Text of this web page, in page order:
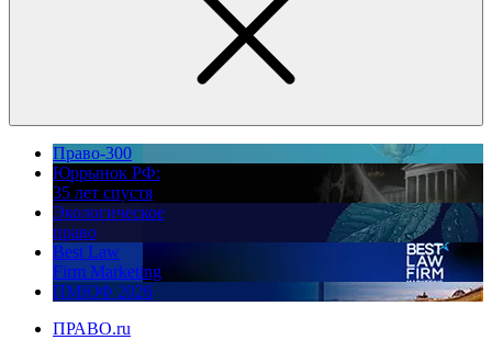
Право-300
Юррынок РФ:
35 лет спустя
Экологическое
право
Best Law
Firm Marketing
ПМЮФ 2026
ПРАВО.ru